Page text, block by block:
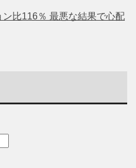
比116％ 最悪な結果で心配